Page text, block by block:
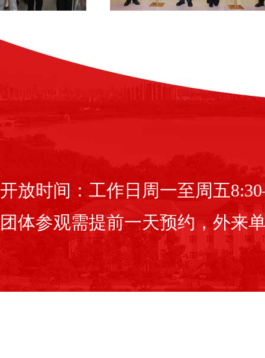
开放时间：工作日周一至周五
团体参观需提前一天预约，外来